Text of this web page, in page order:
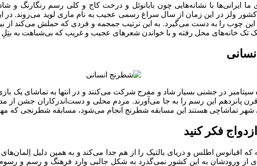
ایرانی‌ها با نشانه‌هایی چون بابانوئل و درخت کاج و کلی رسم رنگارنگ و
ولز در این زمان از سال سراغ رسمی عجیب به نام ماری لوید می‌روند.
چوب را به دست می‌گیرد. به این ترتیب جمجمه و فردی که حملش می‌کند از
خانه‌های محل رفته و با خواندن شعرهای عجیب و غریب که بی‌شباهت به بتِلِ
سپتامبر در جشنی بسیار شاد و مفرح شرکت می‌کنند و در انتها به تماشای یک
قرن پانزدهم این رسم را به جا می‌آورند. مردم محلی و دست‌اندرکاران جشن
شهر تماشاچی هستند این مسابقه شطرنج انجام می‌شود، مسابقه شطرنجی که
فکر کنید
که اقیانوس اطلس و دریای بالتیک را از هم جدا می‌کند و به همین دلیل
از ورودشان به این کشور نمی‌گذرد به شکل جالبی وارد فرهنگ و رسم و